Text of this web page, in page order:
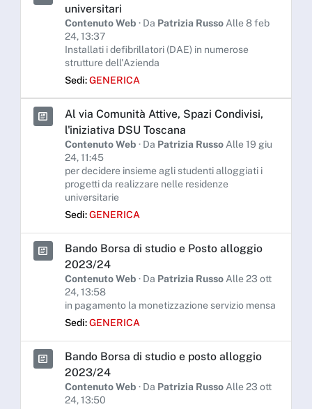
universitari
Contenuto Web · Da Patrizia Russo Alle 8 feb
24, 13:37
Installati i defibrillatori (DAE) in numerose
strutture dell'Azienda
Sedi:GENERICA
Al via Comunità Attive, Spazi Condivisi,
l'iniziativa DSU Toscana
Contenuto Web · Da Patrizia Russo Alle 19 giu
24, 11:45
per decidere insieme agli studenti alloggiati i
progetti da realizzare nelle residenze
universitarie
Sedi:GENERICA
Bando Borsa di studio e Posto alloggio
2023/24
Contenuto Web · Da Patrizia Russo Alle 23 ott
24, 13:58
in pagamento la monetizzazione servizio mensa
Sedi:GENERICA
Bando Borsa di studio e posto alloggio
2023/24
Contenuto Web · Da Patrizia RussoAlle 23 ott
24, 13:50